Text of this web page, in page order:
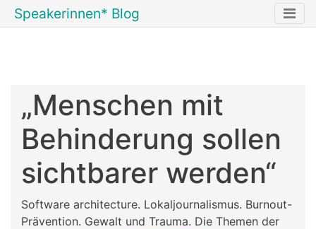
Speakerinnen* Blog
„Menschen mit
Behinderung sollen
sichtbarer werden“
Software architecture. Lokaljournalismus. Burnout-
Prävention. Gewalt und Trauma. Die Themen der